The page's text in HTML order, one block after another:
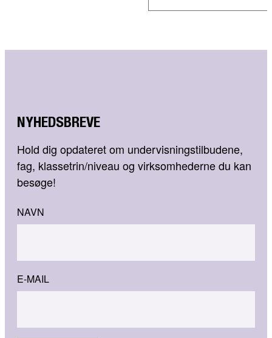
NYHEDSBREVE
Hold dig opdateret om undervisningstilbudene,
fag, klassetrin/niveau og virksomhederne du kan
besøge!
NAVN
E-MAIL